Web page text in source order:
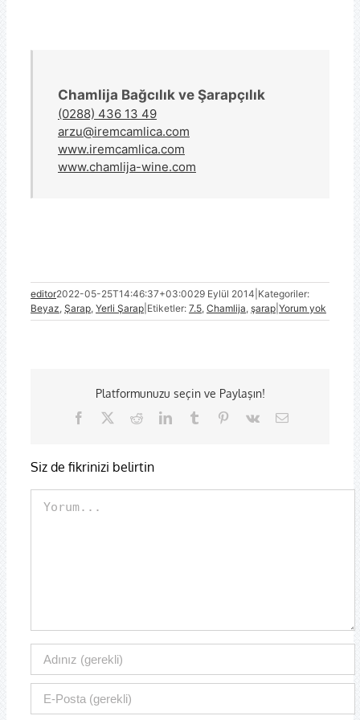
Chamlija Bağcılık ve Şarapçılık
(0288) 436 13 49
arzu@iremcamlica.com
www.iremcamlica.com
www.chamlija-wine.com
editor2022-05-25T14:46:37+03:0029 Eylül 2014 Kategoriler:
Beyaz, Şarap, Yerli Şarap Etiketler: 7.5, Chamlija, şarap Yorum yok
Platformunuzu seçin ve Paylaşın!
Facebook RedditLinkedInTumblr Pinterest
Vk
E-
Siz de fikrinizi belirtin